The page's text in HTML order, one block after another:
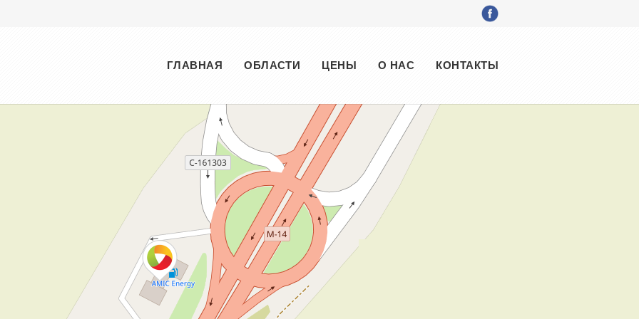
МенюГЛАВНАЯ ОБЛАСТИ ЦЕНЫ О НАС КОНТАКТЫ